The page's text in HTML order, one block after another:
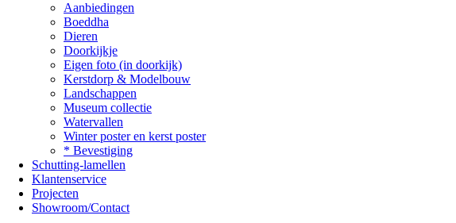
Aanbiedingen
Boeddha
Dieren
Doorkijkje
Eigen foto (in doorkijk)
Kerstdorp & Modelbouw
Landschappen
Museum collectie
Watervallen
Winter poster en kerst poster
* Bevestiging
Schutting-lamellen
Klantenservice
Projecten
Showroom/Contact